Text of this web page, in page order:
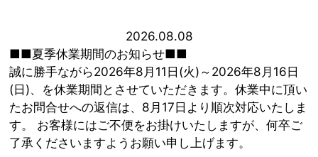
2026.08.08
■■夏季休業期間のお知らせ■■
誠に勝手ながら2026年8月11日(火)～2026年8月16日
(日)、を休業期間とさせていただきます。休業中に頂い
たお問合せへの返信は、8月17日より順次対応いたしま
す。 お客様にはご不便をお掛けいたしますが、何卒ご
了承くださいますようお願い申し上げます。